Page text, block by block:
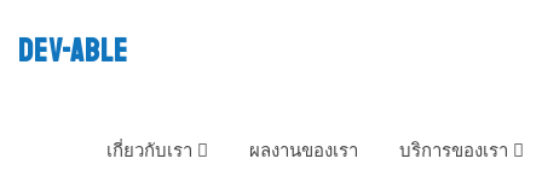
DEV-ABLE
เกี่ยวกับเรา ผลงานของเรา บริการของเรา